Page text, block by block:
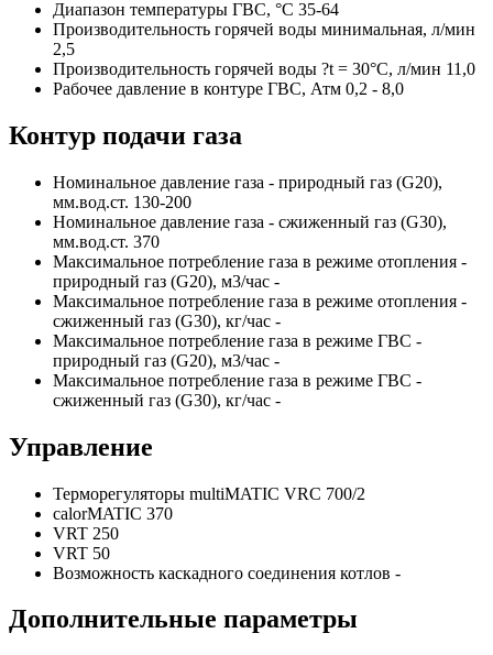
Диапазон температуры ГВС, °С 35-64
Производительность горячей воды минимальная, л/мин
2,5
Производительность горячей воды ?t = 30°С, л/мин 11,0
Рабочее давление в контуре ГВС, Атм 0,2 - 8,0
Контур подачи газа
Номинальное давление газа - природный газ (G20),
мм.вод.ст. 130-200
Номинальное давление газа - сжиженный газ (G30),
мм.вод.ст. 370
Максимальное потребление газа в режиме отопления -
природный газ (G20), м3/час -
Максимальное потребление газа в режиме отопления -
сжиженный газ (G30), кг/час -
Максимальное потребление газа в режиме ГВС -
природный газ (G20), м3/час -
Максимальное потребление газа в режиме ГВС -
сжиженный газ (G30), кг/час -
Управление
Терморегуляторы multiMATIC VRC 700/2
calorMATIC 370
VRT 250
VRT 50
Возможность каскадного соединения котлов -
Дополнительные параметры